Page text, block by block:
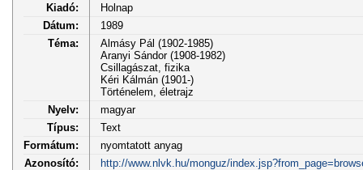
Kiadó:
Holnap
Dátum:
1989
Téma:
Almásy Pál (1902-1985)
Aranyi Sándor (1908-1982)
Csillagászat, fizika
Kéri Kálmán (1901-)
Történelem, életrajz
Nyelv:
magyar
Típus:
Text
Formátum:
nyomtatott anyag
Azonosító:
http://www.nlvk.hu/monguz/